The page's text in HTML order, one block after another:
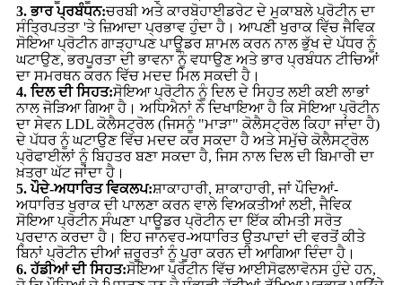
3. ਭਾਰ ਪ੍ਰਬੰਧਨ:ਚਰਬੀ ਅਤੇ ਕਾਰਬੋਹਾਈਡਰੇਟ ਦੇ ਮੁਕਾਬਲੇ ਪ੍ਰੋਟੀਨ ਦਾ
ਸੰਤ੍ਰਿਪਤਤਾ 'ਤੇ ਜ਼ਿਆਦਾ ਪ੍ਰਭਾਵ ਹੁੰਦਾ ਹੈ। ਆਪਣੀ ਖੁਰਾਕ ਵਿੱਚ ਜੈਵਿਕ
ਸੋਇਆ ਪ੍ਰੋਟੀਨ ਗਾੜ੍ਹਾਪਣ ਪਾਊਡਰ ਸ਼ਾਮਲ ਕਰਨ ਨਾਲ ਭੁੱਖ ਦੇ ਪੱਧਰ ਨੂੰ
ਘਟਾਉਣ, ਭਰਪੂਰਤਾ ਦੀ ਭਾਵਨਾ ਨੂੰ ਵਧਾਉਣ ਅਤੇ ਭਾਰ ਪ੍ਰਬੰਧਨ ਟੀਚਿਆਂ
ਦਾ ਸਮਰਥਨ ਕਰਨ ਵਿੱਚ ਮਦਦ ਮਿਲ ਸਕਦੀ ਹੈ।
4. ਦਿਲ ਦੀ ਸਿਹਤ:ਸੋਇਆ ਪ੍ਰੋਟੀਨ ਨੂੰ ਦਿਲ ਦੇ ਸਿਹਤ ਲਈ ਕਈ ਲਾਭਾਂ
ਨਾਲ ਜੋੜਿਆ ਗਿਆ ਹੈ। ਅਧਿਐਨਾਂ ਨੇ ਦਿਖਾਇਆ ਹੈ ਕਿ ਸੋਇਆ ਪ੍ਰੋਟੀਨ
ਦਾ ਸੇਵਨ LDL ਕੋਲੈਸਟ੍ਰੋਲ (ਜਿਸਨੂੰ "ਮਾੜਾ" ਕੋਲੈਸਟ੍ਰੋਲ ਕਿਹਾ ਜਾਂਦਾ ਹੈ)
ਦੇ ਪੱਧਰ ਨੂੰ ਘਟਾਉਣ ਵਿੱਚ ਮਦਦ ਕਰ ਸਕਦਾ ਹੈ ਅਤੇ ਸਮੁੱਚੇ ਕੋਲੈਸਟ੍ਰੋਲ
ਪ੍ਰੋਫਾਈਲਾਂ ਨੂੰ ਬਿਹਤਰ ਬਣਾ ਸਕਦਾ ਹੈ, ਜਿਸ ਨਾਲ ਦਿਲ ਦੀ ਬਿਮਾਰੀ ਦਾ
ਖ਼ਤਰਾ ਘੱਟ ਜਾਂਦਾ ਹੈ।
5. ਪੌਦੇ-ਅਧਾਰਿਤ ਵਿਕਲਪ:ਸ਼ਾਕਾਹਾਰੀ, ਸ਼ਾਕਾਹਾਰੀ, ਜਾਂ ਪੌਦਿਆਂ-
ਅਧਾਰਿਤ ਖੁਰਾਕ ਦੀ ਪਾਲਣਾ ਕਰਨ ਵਾਲੇ ਵਿਅਕਤੀਆਂ ਲਈ, ਜੈਵਿਕ
ਸੋਇਆ ਪ੍ਰੋਟੀਨ ਸੰਘਣਾ ਪਾਊਡਰ ਪ੍ਰੋਟੀਨ ਦਾ ਇੱਕ ਕੀਮਤੀ ਸਰੋਤ
ਪ੍ਰਦਾਨ ਕਰਦਾ ਹੈ। ਇਹ ਜਾਨਵਰ-ਅਧਾਰਿਤ ਉਤਪਾਦਾਂ ਦੀ ਵਰਤੋਂ ਕੀਤੇ
ਬਿਨਾਂ ਪ੍ਰੋਟੀਨ ਦੀਆਂ ਜ਼ਰੂਰਤਾਂ ਨੂੰ ਪੂਰਾ ਕਰਨ ਦੀ ਆਗਿਆ ਦਿੰਦਾ ਹੈ।
6. ਹੱਡੀਆਂ ਦੀ ਸਿਹਤ:ਸੋਇਆ ਪ੍ਰੋਟੀਨ ਵਿੱਚ ਆਈਸੋਫਲਾਵੋਨਸ ਹੁੰਦੇ ਹਨ,